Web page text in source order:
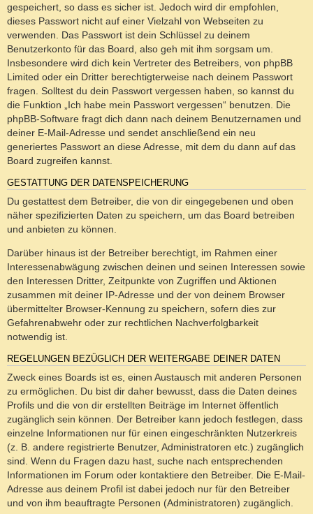
gespeichert, so dass es sicher ist. Jedoch wird dir empfohlen,
dieses Passwort nicht auf einer Vielzahl von Webseiten zu
verwenden. Das Passwort ist dein Schlüssel zu deinem
Benutzerkonto für das Board, also geh mit ihm sorgsam um.
Insbesondere wird dich kein Vertreter des Betreibers, von phpBB
Limited oder ein Dritter berechtigterweise nach deinem Passwort
fragen. Solltest du dein Passwort vergessen haben, so kannst du
die Funktion „Ich habe mein Passwort vergessen“ benutzen. Die
phpBB-Software fragt dich dann nach deinem Benutzernamen und
deiner E-Mail-Adresse und sendet anschließend ein neu
generiertes Passwort an diese Adresse, mit dem du dann auf das
Board zugreifen kannst.
GESTATTUNG DER DATENSPEICHERUNG
Du gestattest dem Betreiber, die von dir eingegebenen und oben
näher spezifizierten Daten zu speichern, um das Board betreiben
und anbieten zu können.
Darüber hinaus ist der Betreiber berechtigt, im Rahmen einer
Interessenabwägung zwischen deinen und seinen Interessen sowie
den Interessen Dritter, Zeitpunkte von Zugriffen und Aktionen
zusammen mit deiner IP-Adresse und der von deinem Browser
übermittelter Browser-Kennung zu speichern, sofern dies zur
Gefahrenabwehr oder zur rechtlichen Nachverfolgbarkeit
notwendig ist.
REGELUNGEN BEZÜGLICH DER WEITERGABE DEINER DATEN
Zweck eines Boards ist es, einen Austausch mit anderen Personen
zu ermöglichen. Du bist dir daher bewusst, dass die Daten deines
Profils und die von dir erstellten Beiträge im Internet öffentlich
zugänglich sein können. Der Betreiber kann jedoch festlegen, dass
einzelne Informationen nur für einen eingeschränkten Nutzerkreis
(z. B. andere registrierte Benutzer, Administratoren etc.) zugänglich
sind. Wenn du Fragen dazu hast, suche nach entsprechenden
Informationen im Forum oder kontaktiere den Betreiber. Die E-Mail-
Adresse aus deinem Profil ist dabei jedoch nur für den Betreiber
und von ihm beauftragte Personen (Administratoren) zugänglich.